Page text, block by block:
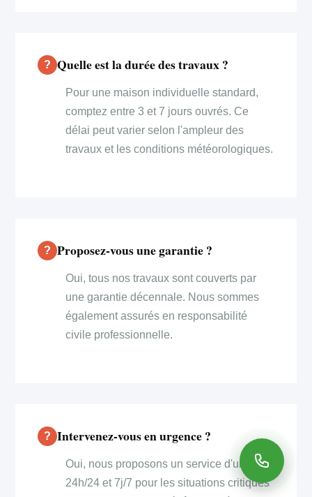
Quelle est la durée des travaux ?
Pour une maison individuelle standard,
comptez entre 3 et 7 jours ouvrés. Ce
délai peut varier selon l'ampleur des
travaux et les conditions météorologiques.
Proposez-vous une garantie ?
Oui, tous nos travaux sont couverts par
une garantie décennale. Nous sommes
également assurés en responsabilité
civile professionnelle.
Intervenez-vous en urgence ?
Oui, nous proposons un service d'urgence
24h/24 et 7j/7 pour les situations critiques